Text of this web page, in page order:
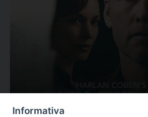
Informativa